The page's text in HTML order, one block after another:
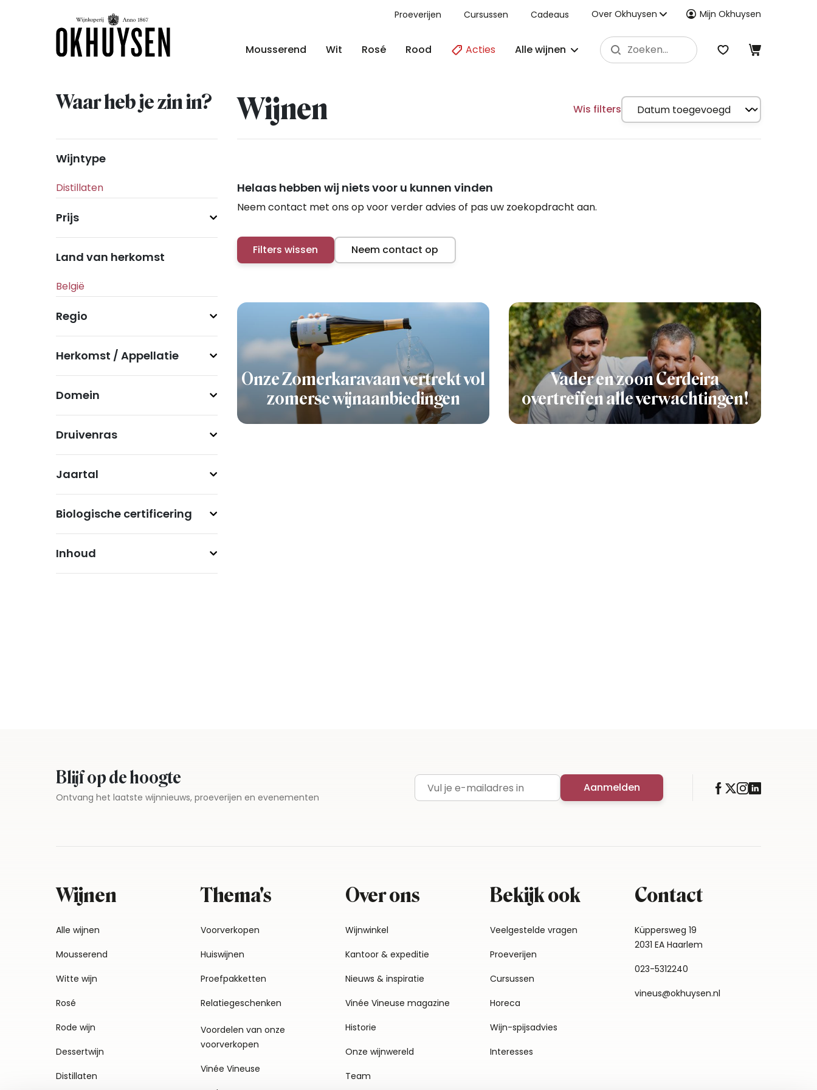
Proeverijen Cursussen Cadeaus Over Okhuysen Mijn Okhuysen
Mousserend Wit Rosé Rood Acties Alle wijnen
Waar heb je zin in? Wijnen Wis filters
Wijntype
Prijs
Land van herkomst
Regio
Herkomst / Appellatie
Domein
Druivenras
Jaartal
Biologische certificering
Inhoud
Helaas hebben wij niets voor u kunnen vinden
Neem contact met ons op voor verder advies of pas uw zoekopdracht aan.
Filters wissen Neem contact op
Onze Zomerkaravaan vertrekt vol
zomerse wijnaanbiedingen
Vader en zoon Cerdeira
overtreffen alle verwachtingen!
Blijf op de hoogte
Ontvang het laatste wijnnieuws, proeverijen en evenementen E-mailadres Aanmelden
Wijnen
Alle wijnen
Mousserend
Witte wijn
Rosé
Rode wijn
Dessertwijn
Distillaten
Thema's
Voorverkopen
Huiswijnen
Proefpakketten
Relatiegeschenken
Voordelen van onze
voorverkopen
Vinée Vineuse
Over ons
Wijnwinkel
Kantoor & expeditie
Nieuws & inspiratie
Vinée Vineuse magazine
Historie
Onze wijnwereld
Team
Bekijk ook
Veelgestelde vragen
Proeverijen
Cursussen
Horeca
Wijn-spijsadvies
Interesses
Contact
Küppersweg 19
2031 EA Haarlem
023-5312240
vineus@okhuysen.nl